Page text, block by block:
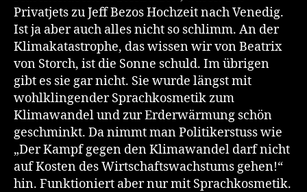
Privatjets zu Jeff Bezos Hochzeit nach Venedig.
Ist ja aber auch alles nicht so schlimm. An der
Klimakatastrophe, das wissen wir von Beatrix
von Storch, ist die Sonne schuld. Im übrigen
gibt es sie gar nicht. Sie wurde längst mit
wohlklingender Sprachkosmetik zum
Klimawandel und zur Erderwärmung schön
geschminkt. Da nimmt man Politikerstuss wie
„Der Kampf gegen den Klimawandel darf nicht
auf Kosten des Wirtschaftswachstums gehen!“
hin. Funktioniert aber nur mit Sprachkosmetik.